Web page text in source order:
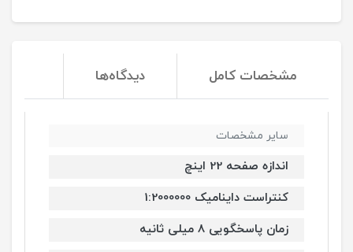
مشخصات کامل دیدگاه‌ها
سایر مشخصات
اندازه صفحه 22 اینچ
کنتراست داینامیک 1:2000000
زمان پاسخگویی 8 میلی ثانیه